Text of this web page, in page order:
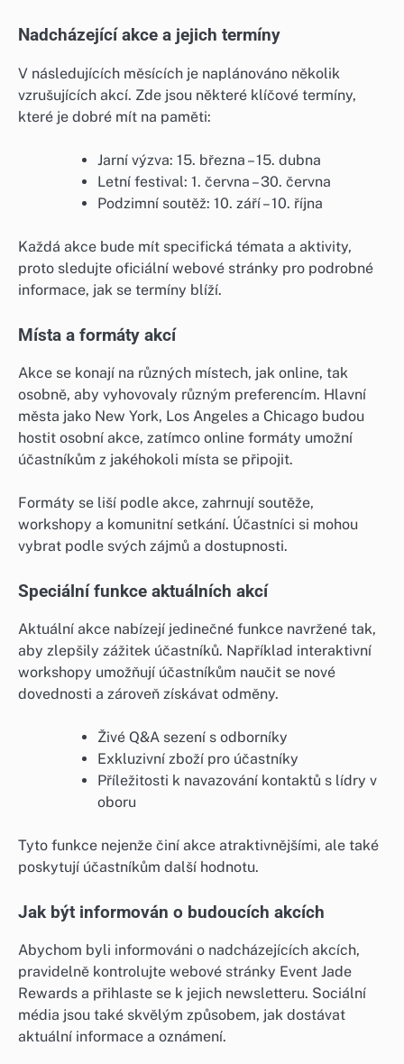
Nadcházející akce a jejich termíny
V následujících měsících je naplánováno několik
vzrušujících akcí. Zde jsou některé klíčové termíny,
které je dobré mít na paměti:
Jarní výzva: 15. března – 15. dubna
Letní festival: 1. června – 30. června
Podzimní soutěž: 10. září – 10. října
Každá akce bude mít specifická témata a aktivity,
proto sledujte oficiální webové stránky pro podrobné
informace, jak se termíny blíží.
Místa a formáty akcí
Akce se konají na různých místech, jak online, tak
osobně, aby vyhovovaly různým preferencím. Hlavní
města jako New York, Los Angeles a Chicago budou
hostit osobní akce, zatímco online formáty umožní
účastníkům z jakéhokoli místa se připojit.
Formáty se liší podle akce, zahrnují soutěže,
workshopy a komunitní setkání. Účastníci si mohou
vybrat podle svých zájmů a dostupnosti.
Speciální funkce aktuálních akcí
Aktuální akce nabízejí jedinečné funkce navržené tak,
aby zlepšily zážitek účastníků. Například interaktivní
workshopy umožňují účastníkům naučit se nové
dovednosti a zároveň získávat odměny.
Živé Q&A sezení s odborníky
Exkluzivní zboží pro účastníky
Příležitosti k navazování kontaktů s lídry v
oboru
Tyto funkce nejenže činí akce atraktivnějšími, ale také
poskytují účastníkům další hodnotu.
Jak být informován o budoucích akcích
Abychom byli informováni o nadcházejících akcích,
pravidelně kontrolujte webové stránky Event Jade
Rewards a přihlaste se k jejich newsletteru. Sociální
média jsou také skvělým způsobem, jak dostávat
aktuální informace a oznámení.